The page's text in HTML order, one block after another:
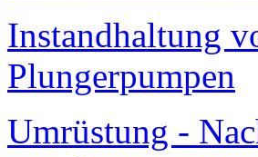
Instandhaltung
Plungerpumpen
Umrüstung -